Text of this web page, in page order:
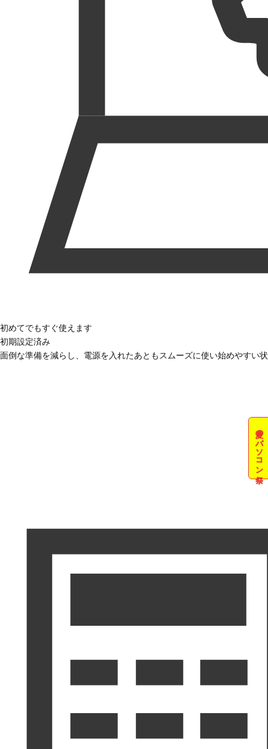
夏のパソコン祭
初めてでもすぐ使えます
初期設定済み
面倒な準備を減らし、電源を入れたあともスムーズに使い始めやすい